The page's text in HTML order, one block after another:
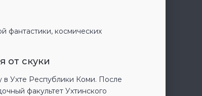
фантастики, космических
от скуки
в Ухте Республики Коми. После
факультет Ухтинского